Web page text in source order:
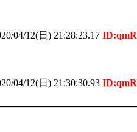
04/12(日) 21:28:23.17
04/12(日) 21:30:30.93